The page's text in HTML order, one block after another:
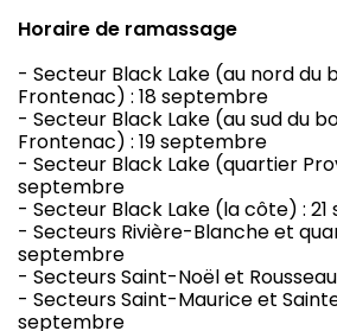
Horaire de ramassage
- Secteur Black Lake (au nord du
Frontenac) : 18 septembre
- Secteur Black Lake (au sud du
Frontenac) : 19 septembre
- Secteur Black Lake (quartier
septembre
- Secteur Black Lake (la côte) :
- Secteurs Rivière-Blanche et
septembre
- Secteurs Saint-Noël et
- Secteurs Saint-Maurice et
septembre